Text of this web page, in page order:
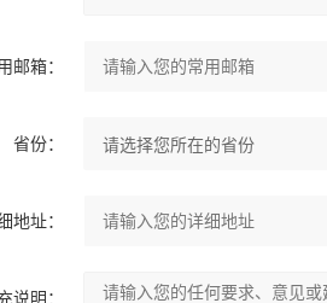
邮箱：
省份：
地址：
说明：